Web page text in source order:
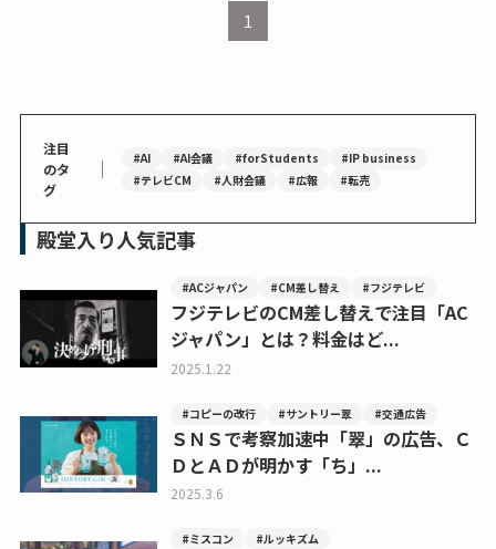
1
注目
のタ
グ
｜ #AI #AI会議 #forStudents
#IP business
#テレビCM
#人財会議 #広報 #転売
殿堂入り人気記事
#ACジャパン #CM差し替え #フジテレビ
フジテレビのCM差し替えで注目「AC
ジャパン」とは？料金はど...
2025.1.22
#コピーの改行 #サントリー翠 #交通広告
ＳＮＳで考察加速中「翠」の広告、Ｃ
ＤとＡＤが明かす「ち」...
2025.3.6
#ミスコン #ルッキズム